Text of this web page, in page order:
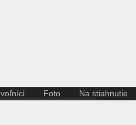
Foto Na stiahnutie